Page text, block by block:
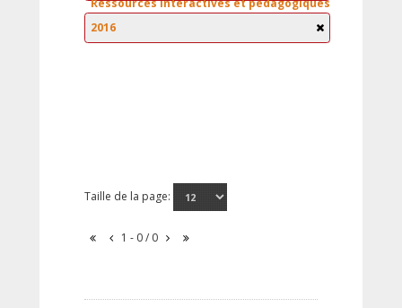
Ressources interactives et pédagogiques
2016
Taille de la page:
1 - 0 / 0